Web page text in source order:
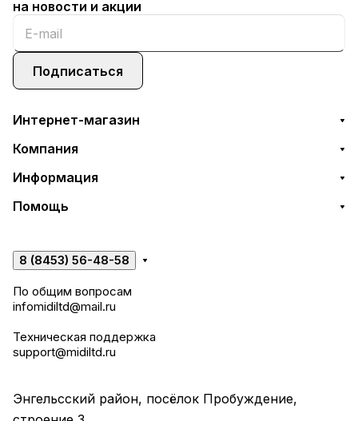
на новости и акции
Подписаться
Интернет-магазин
Компания
Информация
Помощь
8 (8453) 56-48-58
По общим вопросам
infomidiltd@mail.ru
Техническая поддержка
support@midiltd.ru
Энгельсский район, посёлок Пробуждение,